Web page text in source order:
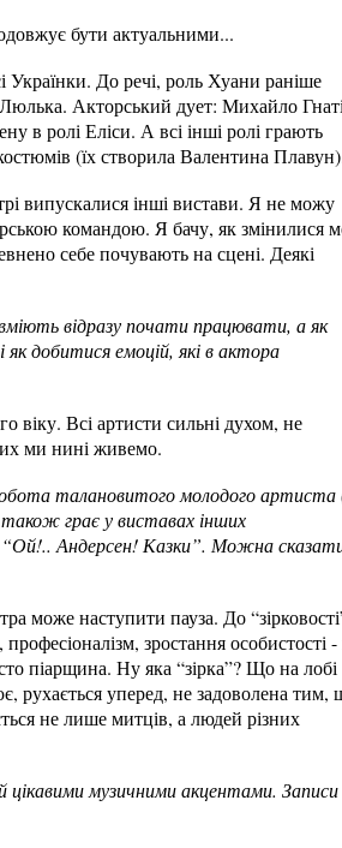
бути актуальними...
Українки. До речі, роль Хуани раніше
Акторський дует: Михайло
в ролі Еліси. А всі інші ролі грають
(їх створила Валентина
випускалися інші вистави. Я не можу
командою. Я бачу, як змінилися
себе почувають на сцені. Деякі
відразу почати працювати, а як
як добитися емоцій, які в актора
віку. Всі артисти сильні духом, не
ми нині живемо.
талановитого молодого артиста
грає у виставах інших
Андерсен! Казки”. Можна
може наступити пауза. До
зростання особистості
піарщина. Ну яка “зірка”? Що на лобі
рухається уперед, не задоволена тим,
не лише митців, а людей різних
музичними акцентами. Записи